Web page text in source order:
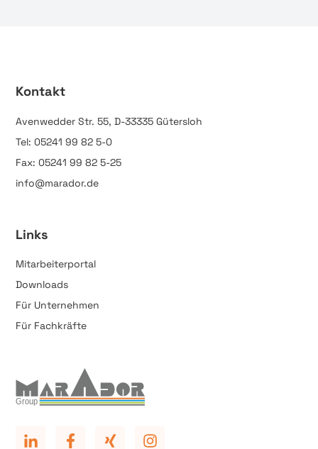
Kontakt
Avenwedder Str. 55, D-33335 Gütersloh
Tel: 05241 99 82 5-0
Fax: 05241 99 82 5-25
info@marador.de
Links
Mitarbeiterportal
Downloads
Für Unternehmen
Für Fachkräfte